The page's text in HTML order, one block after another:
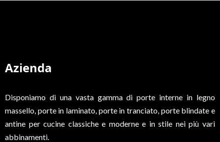
Azienda
Disponiamo di una vasta gamma di porte interne in legno
massello, porte in laminato, porte in tranciato, porte blindate e
antine per cucine classiche e moderne e in stile nei più vari
abbinamenti.